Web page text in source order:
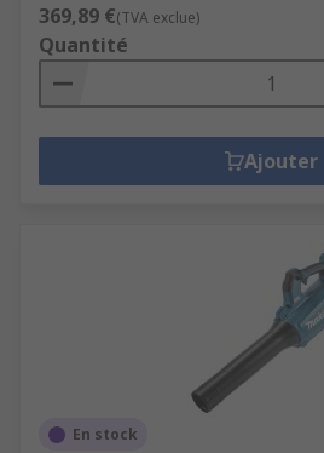
369,89 €(TVA exclue)
Quantité
Ajouter
En stock